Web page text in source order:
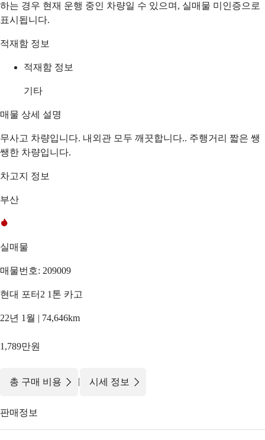
하는 경우 현재 운행 중인 차량일 수 있으며, 실매물 미인증으로
표시됩니다.
적재함 정보
적재함 정보
기타
매물 상세 설명
무사고 차량입니다. 내외관 모두 깨끗합니다.. 주행거리 짧은 쌩
쌩한 차량입니다.
차고지 정보
부산
실매물
매물번호: 209009
현대 포터2 1톤 카고
22년 1월 | 74,646km
1,789만원
총 구매 비용 | 시세 정보
판매정보